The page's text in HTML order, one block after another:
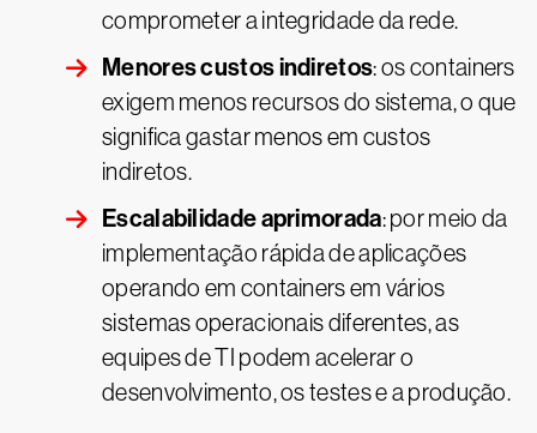
comprometer a integridade da rede.
Menores custos indiretos: os containers
exigem menos recursos do sistema, o que
significa gastar menos em custos
indiretos.
Escalabilidade aprimorada: por meio da
implementação rápida de aplicações
operando em containers em vários
sistemas operacionais diferentes, as
equipes de TI podem acelerar o
desenvolvimento, os testes e a produção.